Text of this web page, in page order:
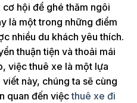
hội để ghé thăm ngôi
là một trong những điểm
nhiều du khách yêu thích.
thuận tiện và thoải mái
việc thuê xe là một lựa
này, chúng ta sẽ cùng
quan đến việcthuê xe đi